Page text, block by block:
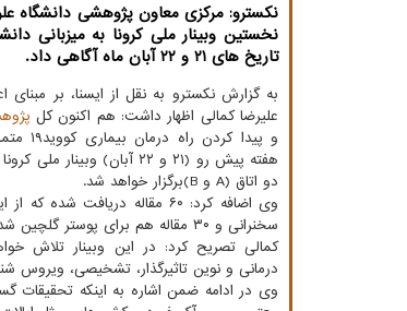
نكسترو: مركزی معاون پژوهشی دانشگاه
نخستین وبینار ملی كرونا به میزبانی
تاریخ های ۲۱ و ۲۲ آبان ماه آگاهی داد.
به گزارش نکسترو به نقل از ایسنا، بر مبنای
علیرضا کمالی اظهار داشت: هم اکنون کل
و پیدا
هفته پیش رو (۲۱ و ۲۲ آبان)
دو اتاق (A و B)برگزار خواهد شد.
سخنرانی و ۳۰ مقاله هم برای پوستر گلچین شده اند.
کمالی تصریح کرد: در این وبینار تلاش
درمانی و نوین تاثیرگذار، تشخیصی، ویروس
وی در ادامه ضمن اشاره به اینکه تحقیقات